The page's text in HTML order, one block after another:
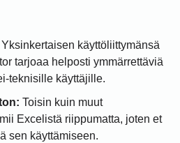
Yksinkertaisen käyttöliittymänsä
tarjoaa helposti ymmärrettäviä
teknisille käyttäjille.
Toisin kuin muut
Excelistä riippumatta, joten et
sen käyttämiseen.